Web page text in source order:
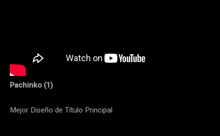
Pachinko (1)
Mejor Diseño de Título Principal